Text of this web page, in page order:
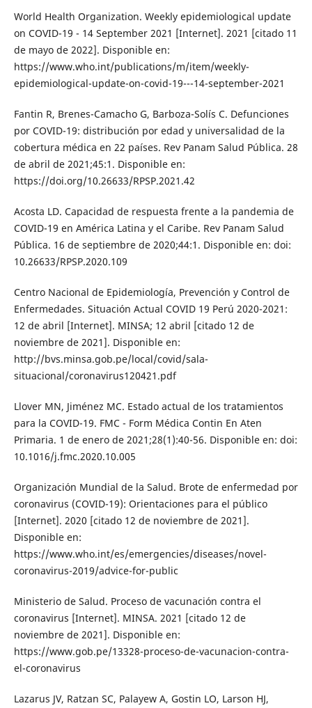
World Health Organization. Weekly epidemiological update
on COVID-19 - 14 September 2021 [Internet]. 2021 [citado 11
de mayo de 2022]. Disponible en:
https://www.who.int/publications/m/item/weekly-
epidemiological-update-on-covid-19---14-september-2021
Fantin R, Brenes-Camacho G, Barboza-Solís C. Defunciones
por COVID-19: distribución por edad y universalidad de la
cobertura médica en 22 países. Rev Panam Salud Pública. 28
de abril de 2021;45:1. Disponible en:
https://doi.org/10.26633/RPSP.2021.42
Acosta LD. Capacidad de respuesta frente a la pandemia de
COVID-19 en América Latina y el Caribe. Rev Panam Salud
Pública. 16 de septiembre de 2020;44:1. Disponible en: doi:
10.26633/RPSP.2020.109
Centro Nacional de Epidemiología, Prevención y Control de
Enfermedades. Situación Actual COVID 19 Perú 2020-2021:
12 de abril [Internet]. MINSA; 12 abril [citado 12 de
noviembre de 2021]. Disponible en:
http://bvs.minsa.gob.pe/local/covid/sala-
situacional/coronavirus120421.pdf
Llover MN, Jiménez MC. Estado actual de los tratamientos
para la COVID-19. FMC - Form Médica Contin En Aten
Primaria. 1 de enero de 2021;28(1):40-56. Disponible en: doi:
10.1016/j.fmc.2020.10.005
Organización Mundial de la Salud. Brote de enfermedad por
coronavirus (COVID-19): Orientaciones para el público
[Internet]. 2020 [citado 12 de noviembre de 2021].
Disponible en:
https://www.who.int/es/emergencies/diseases/novel-
coronavirus-2019/advice-for-public
Ministerio de Salud. Proceso de vacunación contra el
coronavirus [Internet]. MINSA. 2021 [citado 12 de
noviembre de 2021]. Disponible en:
https://www.gob.pe/13328-proceso-de-vacunacion-contra-
el-coronavirus
Lazarus JV, Ratzan SC, Palayew A, Gostin LO, Larson HJ,